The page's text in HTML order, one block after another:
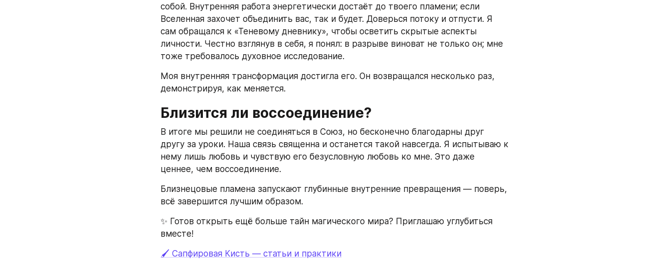
собой. Внутренняя работа энергетически достаёт до твоего пламени; если
Вселенная захочет объединить вас, так и будет. Доверься потоку и отпусти. Я
сам обращался к «Теневому дневнику», чтобы осветить скрытые аспекты
личности. Честно взглянув в себя, я понял: в разрыве виноват не только он; мне
тоже требовалось духовное исследование.
Моя внутренняя трансформация достигла его. Он возвращался несколько раз,
демонстрируя, как меняется.
Близится ли воссоединение?
В итоге мы решили не соединяться в Союз, но бесконечно благодарны друг
другу за уроки. Наша связь священна и останется такой навсегда. Я испытываю к
нему лишь любовь и чувствую его безусловную любовь ко мне. Это даже
ценнее, чем воссоединение.
Близнецовые пламена запускают глубинные внутренние превращения — поверь,
всё завершится лучшим образом.
✨ Готов открыть ещё больше тайн магического мира? Приглашаю углубиться
вместе!
🖌️ Сапфировая Кисть — статьи и практики